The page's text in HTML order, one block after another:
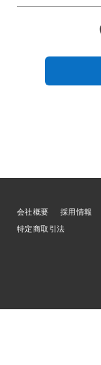
会社概要 採用情報
特定商取引法